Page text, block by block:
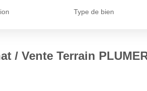
Type de bien
/ Vente Terrain